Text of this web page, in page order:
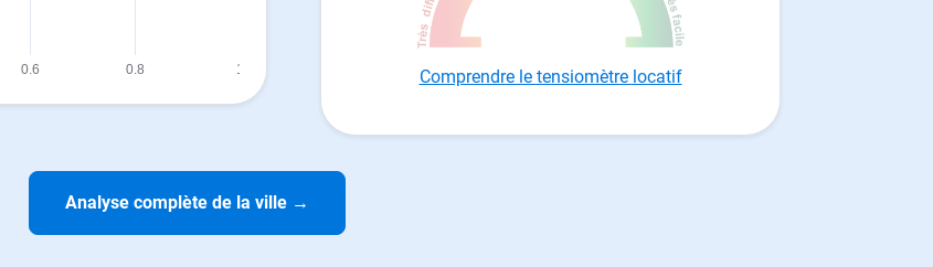
Comprendre le tensiomètre locatif
Analyse complète de la ville →